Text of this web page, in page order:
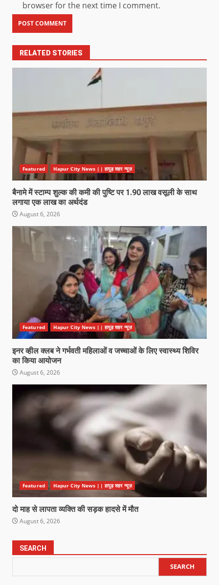
browser for the next time I comment.
RELATED STORIES
Featured Hapur City News || हापुड़ शहर न्यूज़
बैनामे में स्टाम्प शुल्क की कमी की पुष्टि पर 1.90 लाख वसूली के साथ
लगाया एक लाख का अर्थदंड
August 6, 2026
Featured Hapur City News || हापुड़ शहर न्यूज़
इनर व्हील क्लब ने गर्भवती महिलाओं व जच्चाओं के लिए स्वास्थ्य शिविर
का किया आयोजन
August 6, 2026
Featured Hapur City News || हापुड़ शहर न्यूज़
दो माह से लापता व्यक्ति की सड़क हादसे में मौत
August 6, 2026
SEARCH
SEARCH